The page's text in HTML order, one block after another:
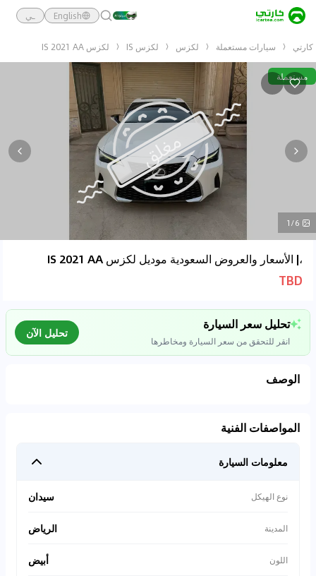
English ـي
كارتي سيارات مستعملة لكزس لكزس IS لكزس IS 2021 AA
مستعملة
1/6
،| الأسعار والعروض السعودية موديل لكزس IS 2021 AA
TBD
تحليل سعر السيارة
انقر للتحقق من سعر السيارة ومخاطرها
تحليل الآن
الوصف
المواصفات الفنية
معلومات السيارة
نوع الهيكل سيدان
المدينة الرياض
اللون أبيض